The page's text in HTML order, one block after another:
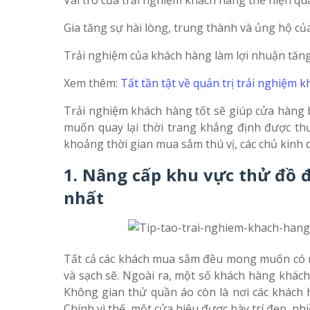
Gia tăng sự hài lòng, trung thành và ủng hộ
Trải nghiệm của khách hàng làm lợi nhuận
Xem thêm: Tất tần tật về quản trị trải nghiệm
Trải nghiệm khách hàng tốt sẽ giúp cửa
muốn quay lại thời trang khẳng định được
khoảng thời gian mua sắm thú vị, các chủ
1. Nâng cấp khu vực thử đồ
nhất
Tất cả các khách mua sắm đều mong muốn
và sạch sẽ. Ngoài ra, một số khách hàng
Không gian thử quần áo còn là nơi các